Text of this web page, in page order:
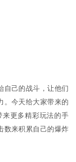
自己的战斗，让他们
。今天给大家带来的
来更多精彩玩法的手
数来积累自己的爆炸